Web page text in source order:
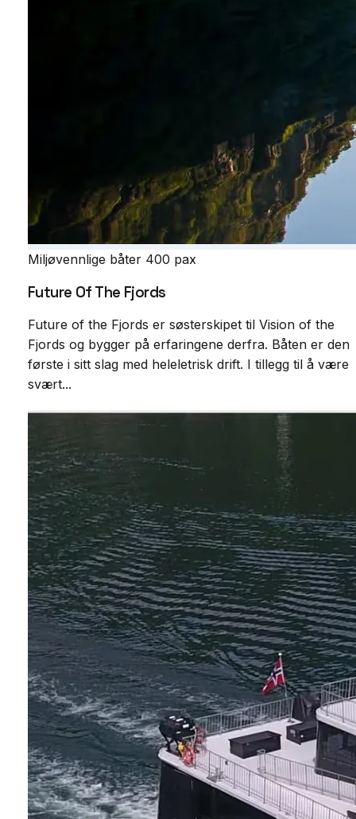
Miljøvennlige båter 400 pax
Future Of The Fjords
Future of the Fjords er søsterskipet til Vision of the
Fjords og bygger på erfaringene derfra. Båten er den
første i sitt slag med heleletrisk drift. I tillegg til å være
svært...